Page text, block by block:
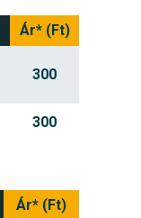
Ár* (Ft)
300
300
Ár* (Ft)